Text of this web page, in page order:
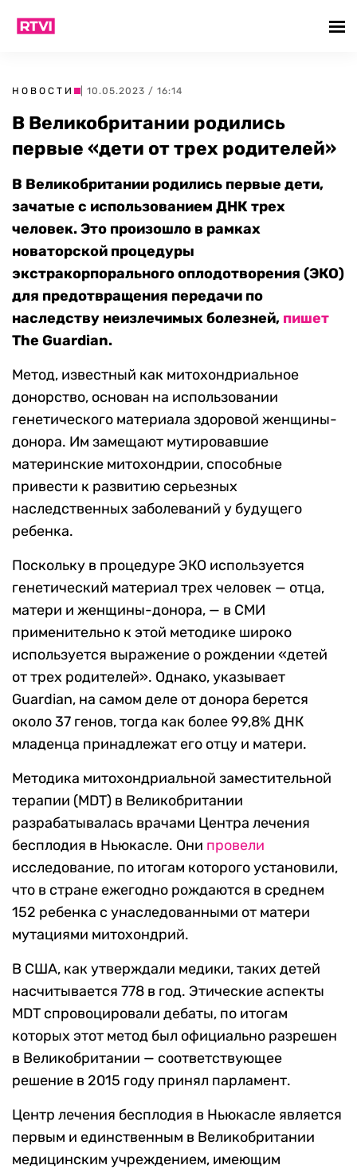
НОВОСТИ | 10.05.2023 / 16:14
В Великобритании родились
первые «дети от трех родителей»
В Великобритании родились первые дети,
зачатые с использованием ДНК трех
человек. Это произошло в рамках
новаторской процедуры
экстракорпорального оплодотворения (ЭКО)
для предотвращения передачи по
наследству неизлечимых болезней, пишет
The Guardian.
Метод, известный как митохондриальное
донорство, основан на использовании
генетического материала здоровой женщины-
донора. Им замещают мутировавшие
материнские митохондрии, способные
привести к развитию серьезных
наследственных заболеваний у будущего
ребенка.
Поскольку в процедуре ЭКО используется
генетический материал трех человек — отца,
матери и женщины-донора, — в СМИ
применительно к этой методике широко
используется выражение о рождении «детей
от трех родителей». Однако, указывает
Guardian, на самом деле от донора берется
около 37 генов, тогда как более 99,8% ДНК
младенца принадлежат его отцу и матери.
Методика митохондриальной заместительной
терапии (MDT) в Великобритании
разрабатывалась врачами Центра лечения
бесплодия в Ньюкасле. Они провели
исследование, по итогам которого установили,
что в стране ежегодно рождаются в среднем
152 ребенка с унаследованными от матери
мутациями митохондрий.
В США, как утверждали медики, таких детей
насчитывается 778 в год. Этические аспекты
MDT спровоцировали дебаты, по итогам
которых этот метод был официально разрешен
в Великобритании — соответствующее
решение в 2015 году принял парламент.
Центр лечения бесплодия в Ньюкасле является
первым и единственным в Великобритании
медицинским учреждением, имеющим